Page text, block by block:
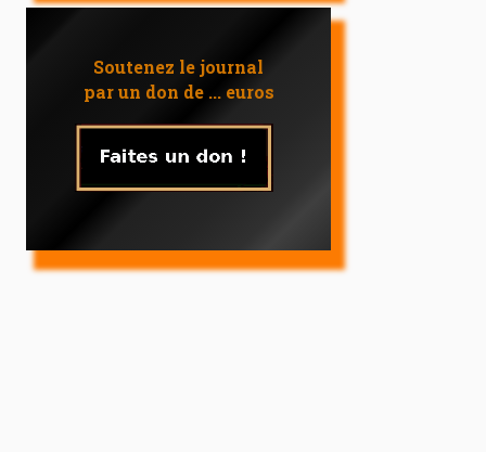
Soutenez le journal
par un don de ... euros